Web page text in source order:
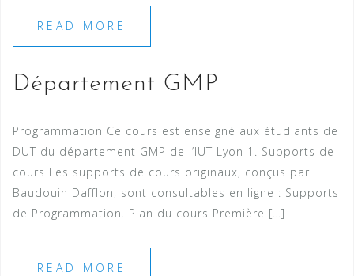
READ MORE
Département GMP
Programmation Ce cours est enseigné aux étudiants de
DUT du département GMP de l’IUT Lyon 1. Supports de
cours Les supports de cours originaux, conçus par
Baudouin Dafflon, sont consultables en ligne : Supports
de Programmation. Plan du cours Première […]
READ MORE